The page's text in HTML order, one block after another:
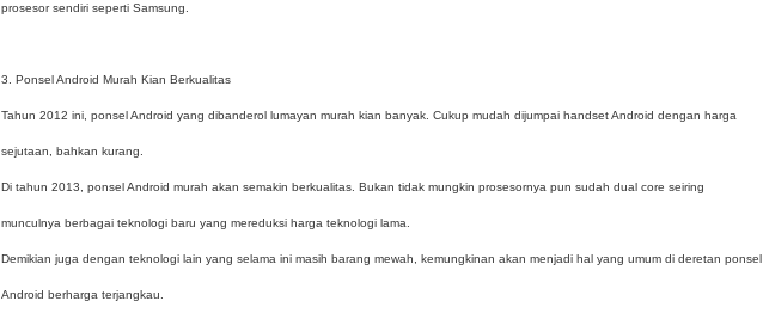
prosesor sendiri seperti Samsung.
3. Ponsel Android Murah Kian Berkualitas
Tahun 2012 ini, ponsel Android yang dibanderol lumayan murah kian banyak. Cukup mudah dijumpai handset Android dengan harga
sejutaan, bahkan kurang.
Di tahun 2013, ponsel Android murah akan semakin berkualitas. Bukan tidak mungkin prosesornya pun sudah dual core seiring
munculnya berbagai teknologi baru yang mereduksi harga teknologi lama.
Demikian juga dengan teknologi lain yang selama ini masih barang mewah, kemungkinan akan menjadi hal yang umum di deretan ponsel
Android berharga terjangkau.